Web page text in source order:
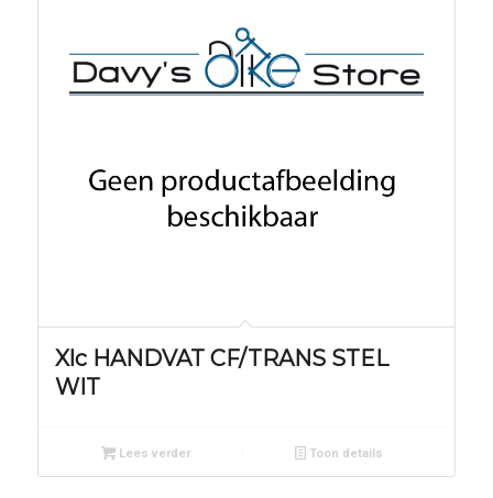
Xlc HANDVAT CF/TRANS STEL
WIT
Lees verder Toon details